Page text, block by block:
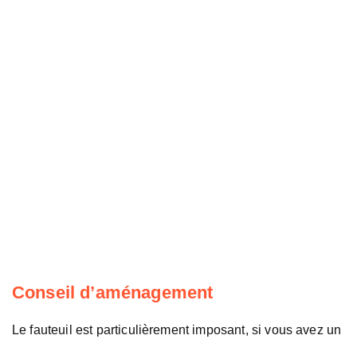
Conseil d’aménagement
Le fauteuil est particulièrement imposant, si vous avez un